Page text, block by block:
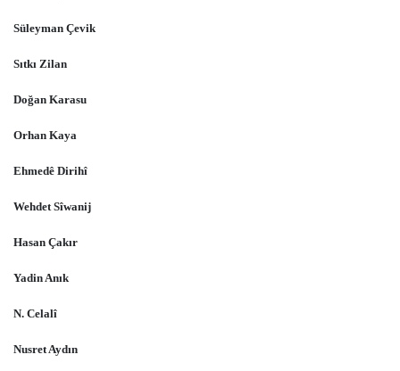
Süleyman Çevik
Sıtkı Zilan
Doğan Karasu
Orhan Kaya
Ehmedê Dirihî
Wehdet Sîwanij
Hasan Çakır
Yadin Anık
N. Celalî
Nusret Aydın